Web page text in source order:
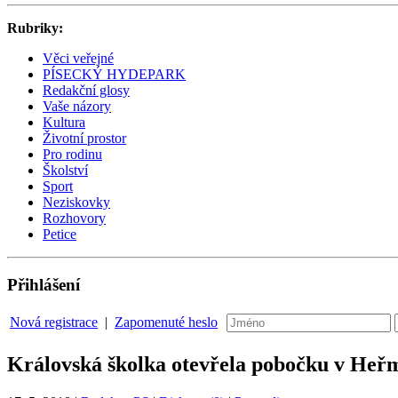
Rubriky:
Věci veřejné
PÍSECKÝ HYDEPARK
Redakční glosy
Vaše názory
Kultura
Životní prostor
Pro rodinu
Školství
Sport
Neziskovky
Rozhovory
Petice
Přihlášení
Nová registrace | Zapomenuté heslo
Královská školka otevřela pobočku v